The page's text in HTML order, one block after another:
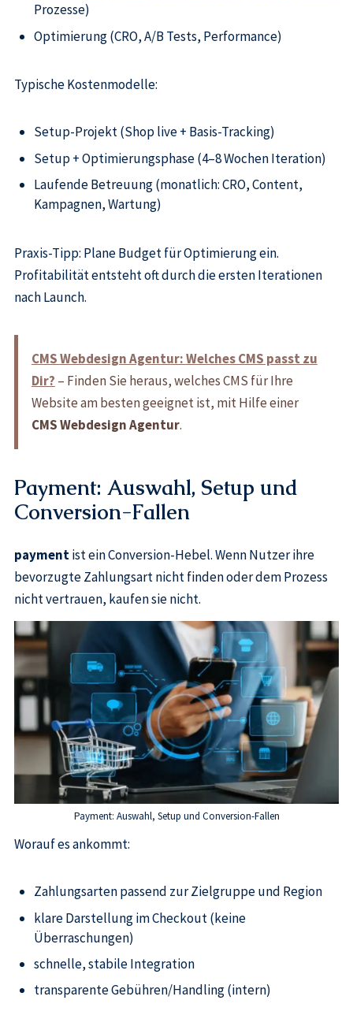
Prozesse)
Optimierung (CRO, A/B Tests, Performance)
Typische Kostenmodelle:
Setup-Projekt (Shop live + Basis-Tracking)
Setup + Optimierungsphase (4–8 Wochen Iteration)
Laufende Betreuung (monatlich: CRO, Content,
Kampagnen, Wartung)
Praxis-Tipp: Plane Budget für Optimierung ein.
Profitabilität entsteht oft durch die ersten Iterationen
nach Launch.
CMS Webdesign Agentur: Welches CMS passt zu
Dir? – Finden Sie heraus, welches CMS für Ihre
Website am besten geeignet ist, mit Hilfe einer
CMS Webdesign Agentur.
Payment: Auswahl, Setup und
Conversion-Fallen
paymentist ein Conversion-Hebel. Wenn Nutzer ihre
bevorzugte Zahlungsart nicht finden oder dem Prozess
nicht vertrauen, kaufen sie nicht.
Payment: Auswahl, Setup und Conversion-Fallen
Worauf es ankommt:
Zahlungsarten passend zur Zielgruppe und Region
klare Darstellung im Checkout (keine
Überraschungen)
schnelle, stabile Integration
transparente Gebühren/Handling (intern)